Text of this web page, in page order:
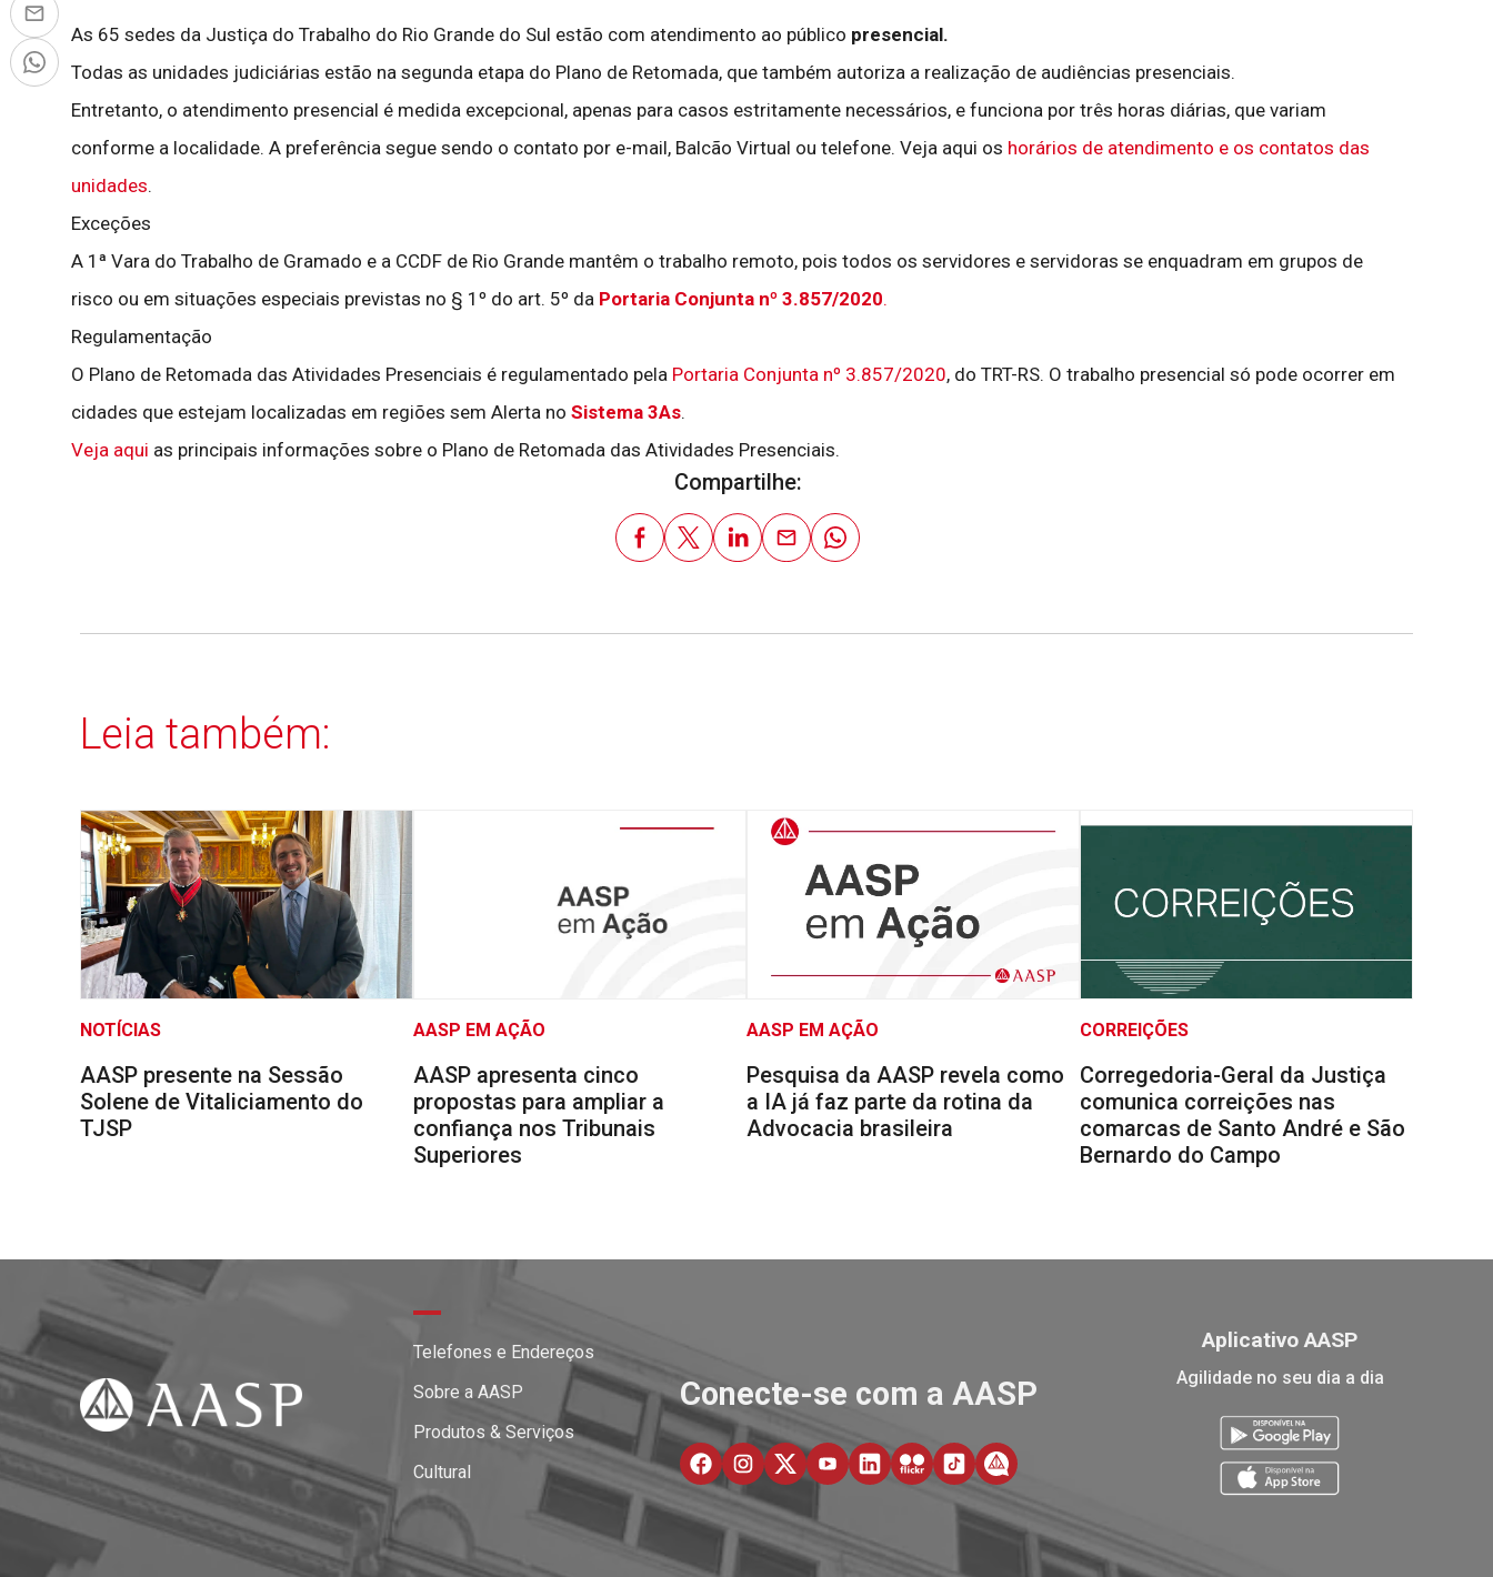
As 65 sedes da Justiça do Trabalho do Rio Grande do Sul estão com atendimento ao público presencial.
Todas as unidades judiciárias estão na segunda etapa do Plano de Retomada, que também autoriza a realização de audiências presenciais.
Entretanto, o atendimento presencial é medida excepcional, apenas para casos estritamente necessários, e funciona por três horas diárias, que variam
conforme a localidade. A preferência segue sendo o contato por e-mail, Balcão Virtual ou telefone. Veja aqui os horários de atendimento e os contatos das
unidades.
Exceções
A 1ª Vara do Trabalho de Gramado e a CCDF de Rio Grande mantêm o trabalho remoto, pois todos os servidores e servidoras se enquadram em grupos de
risco ou em situações especiais previstas no § 1º do art. 5º da Portaria Conjunta nº 3.857/2020.
Regulamentação
O Plano de Retomada das Atividades Presenciais é regulamentado pela Portaria Conjunta nº 3.857/2020, do TRT-RS. O trabalho presencial só pode ocorrer em
cidades que estejam localizadas em regiões sem Alerta no Sistema 3As.
Veja aqui as principais informações sobre o Plano de Retomada das Atividades Presenciais.
Compartilhe:
Leia também:
NOTÍCIAS
AASP presente na Sessão
Solene de Vitaliciamento do
TJSP
AASP EM AÇÃO
AASP apresenta cinco
propostas para ampliar a
confiança nos Tribunais
Superiores
AASP EM AÇÃO
Pesquisa da AASP revela como
a IA já faz parte da rotina da
Advocacia brasileira
CORREIÇÕES
Corregedoria-Geral da Justiça
comunica correições nas
comarcas de Santo André e São
Bernardo do Campo
Telefones e Endereços
Sobre a AASP
Produtos & Serviços
Cultural
Conecte-se com a AASP
Aplicativo AASP
Agilidade no seu dia a dia